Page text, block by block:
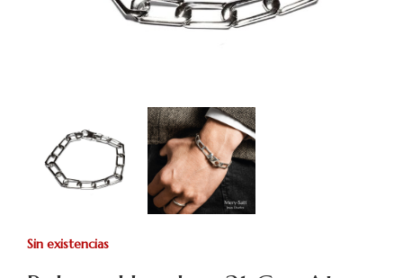
Sin existencias